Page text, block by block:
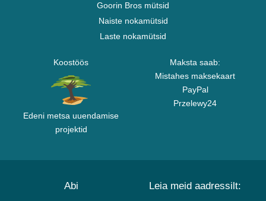
Goorin Bros mütsid
Naiste nokamütsid
Laste nokamütsid
Koostöös
Edeni metsa uuendamise
projektid
Maksta saab:
Mistahes maksekaart
PayPal
Przelewy24
Abi Leia meid aadressilt: